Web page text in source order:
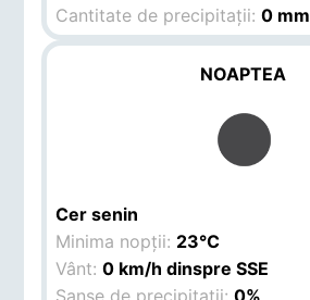
Cantitate de precipitații:0 mm
NOAPTEA
Cer senin
Minima nopții: 23°C
Vânt:0 km/h dinspre SSE
Șanse de precipitații:0%